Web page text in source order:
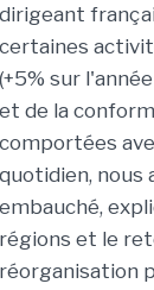
dirigeant
certaines
(+5% sur
et de la
comportées
quotidien, nous
embauché,
régions et le
réorganisation